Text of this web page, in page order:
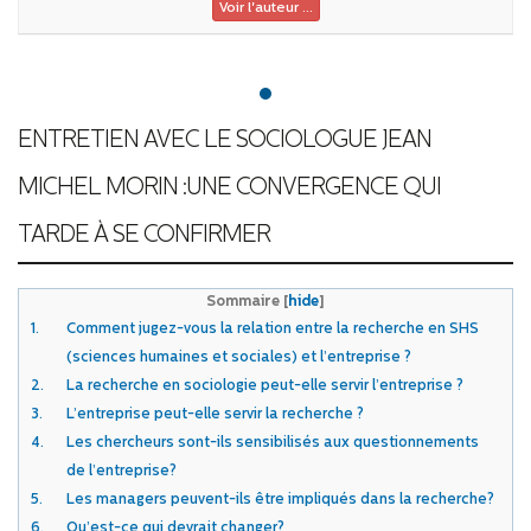
Voir l'auteur ...
ENTRETIEN AVEC LE SOCIOLOGUE JEAN
MICHEL MORIN :UNE CONVERGENCE QUI
TARDE À SE CONFIRMER
Sommaire hide
1.
Comment jugez-vous la relation entre la recherche en SHS
(sciences humaines et sociales) et l’entreprise ?
2.
La recherche en sociologie peut-elle servir l’entreprise ?
3.
L’entreprise peut-elle servir la recherche ?
4.
Les chercheurs sont-ils sensibilisés aux questionnements
de l’entreprise?
5.
Les managers peuvent-ils être impliqués dans la recherche?